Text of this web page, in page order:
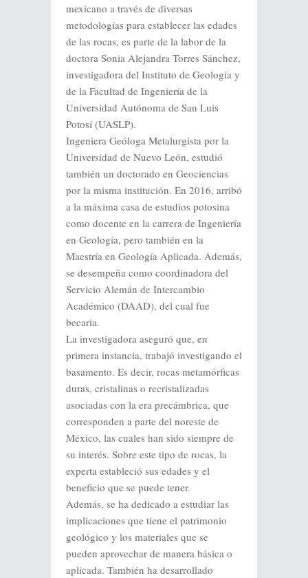
mexicano a través de diversas
metodologías para establecer las edades
de las rocas, es parte de la labor de la
doctora Sonia Alejandra Torres Sánchez,
investigadora del Instituto de Geología y
de la Facultad de Ingeniería de la
Universidad Autónoma de San Luis
Potosí (UASLP).
Ingeniera Geóloga Metalurgista por la
Universidad de Nuevo León, estudió
también un doctorado en Geociencias
por la misma institución. En 2016, arribó
a la máxima casa de estudios potosina
como docente en la carrera de Ingeniería
en Geología, pero también en la
Maestría en Geología Aplicada. Además,
se desempeña como coordinadora del
Servicio Alemán de Intercambio
Académico (DAAD), del cual fue
becaria.
La investigadora aseguró que, en
primera instancia, trabajó investigando el
basamento. Es decir, rocas metamórficas
duras, cristalinas o recristalizadas
asociadas con la era precámbrica, que
corresponden a parte del noreste de
México, las cuales han sido siempre de
su interés. Sobre este tipo de rocas, la
experta estableció sus edades y el
beneficio que se puede tener.
Además, se ha dedicado a estudiar las
implicaciones que tiene el patrimonio
geológico y los materiales que se
pueden aprovechar de manera básica o
aplicada. También ha desarrollado